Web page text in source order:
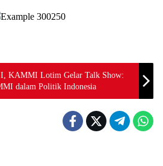
KAMMI Lotim Gelar Talk Show:
dalam Politik Indonesia